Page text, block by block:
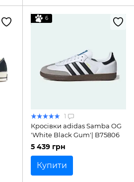
6
1
Кросівки adidas Samba OG
'White Black Gum'| B75806
5 439 грн
Купити